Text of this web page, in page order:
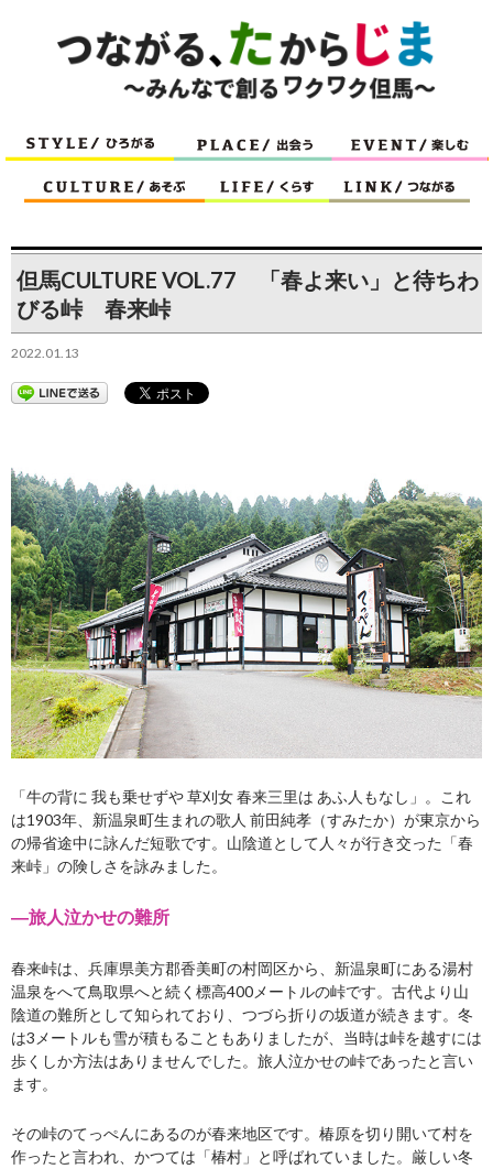
但馬CULTURE VOL.77 「春よ来い」と待ちわ
びる峠 春来峠
2022.01.13
「牛の背に 我も乗せずや 草刈女 春来三里は あふ人もなし」。これ
は1903年、新温泉町生まれの歌人 前田純孝（すみたか）が東京から
の帰省途中に詠んだ短歌です。山陰道として人々が行き交った「春
来峠」の険しさを詠みました。
―旅人泣かせの難所
春来峠は、兵庫県美方郡香美町の村岡区から、新温泉町にある湯村
温泉をへて鳥取県へと続く標高400メートルの峠です。古代より山
陰道の難所として知られており、つづら折りの坂道が続きます。冬
は3メートルも雪が積もることもありましたが、当時は峠を越すには
歩くしか方法はありませんでした。旅人泣かせの峠であったと言い
ます。
その峠のてっぺんにあるのが春来地区です。椿原を切り開いて村を
作ったと言われ、かつては「椿村」と呼ばれていました。厳しい冬